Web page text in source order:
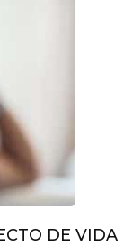
DE VIDA